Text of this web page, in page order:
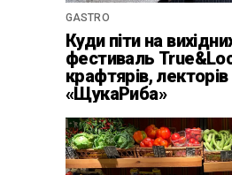
GASTRO
Куди піти на
фестиваль
крафтярів, лекторів
«ЩукаРиба»